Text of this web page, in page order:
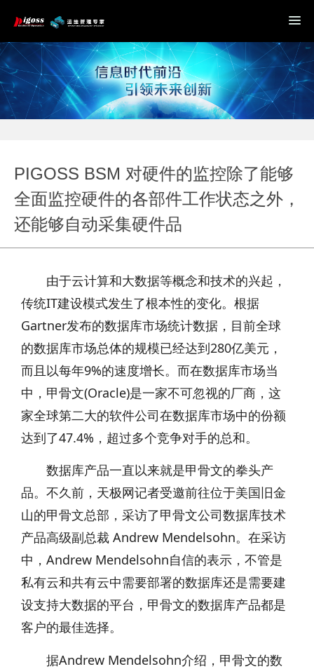
PIGOSS BSM 对硬件的监控除了能够
全面监控硬件的各部件工作状态之外，
还能够自动采集硬件品
由于云计算和大数据等概念和技术的兴起，
传统IT建设模式发生了根本性的变化。根据
Gartner发布的数据库市场统计数据，目前全球
的数据库市场总体的规模已经达到280亿美元，
而且以每年9%的速度增长。而在数据库市场当
中，甲骨文(Oracle)是一家不可忽视的厂商，这
家全球第二大的软件公司在数据库市场中的份额
达到了47.4%，超过多个竞争对手的总和。
数据库产品一直以来就是甲骨文的拳头产
品。不久前，天极网记者受邀前往位于美国旧金
山的甲骨文总部，采访了甲骨文公司数据库技术
产品高级副总裁 Andrew Mendelsohn。在采访
中，Andrew Mendelsohn自信的表示，不管是
私有云和共有云中需要部署的数据库还是需要建
设支持大数据的平台，甲骨文的数据库产品都是
客户的最佳选择。
据Andrew Mendelsohn介绍，甲骨文的数